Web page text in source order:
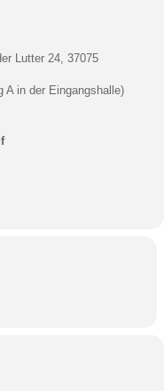
Lutter 24, 37075
A in der Eingangshalle)